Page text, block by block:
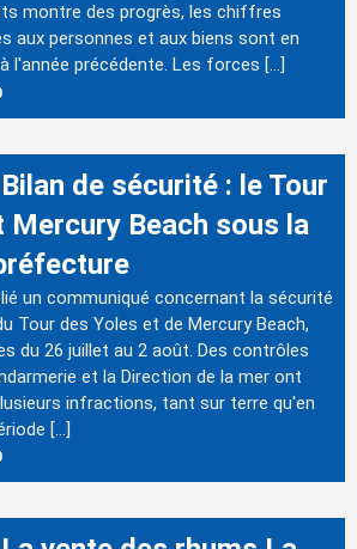
montre des progrès, les chiffres
aux personnes et aux biens sont en
l'année précédente. Les forces […]
de sécurité : le Tour
Mercury Beach sous la
un communiqué concernant la sécurité
Tour des Yoles et de Mercury Beach,
du 26 juillet au 2 août. Des contrôles
et la Direction de la mer ont
infractions, tant sur terre qu'en
[…]